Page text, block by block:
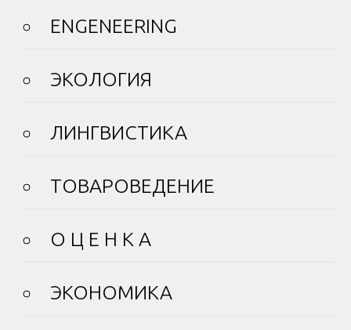
ENGENEERING
ЭКОЛОГИЯ
ЛИНГВИСТИКА
ТОВАРОВЕДЕНИЕ
О Ц Е Н К А
ЭКОНОМИКА